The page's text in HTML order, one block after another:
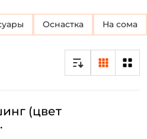
Оснастка На сома
(цвет